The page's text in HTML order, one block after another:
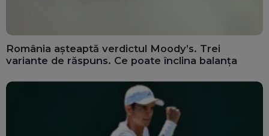
România așteaptă verdictul Moody’s. Trei
variante de răspuns. Ce poate înclina balanța